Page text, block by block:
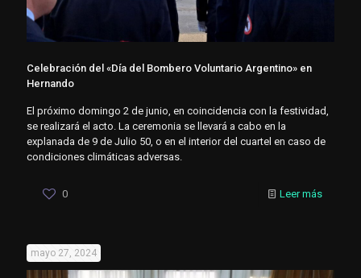
Celebración del «Día del Bombero Voluntario Argentino» en
Hernando
El próximo domingo 2 de junio, en coincidencia con la festividad,
se realizará el acto. La ceremonia se llevará a cabo en la
explanada de 9 de Julio 50, o en el interior del cuartel en caso de
condiciones climáticas adversas.
0 Leer más
mayo 27, 2024